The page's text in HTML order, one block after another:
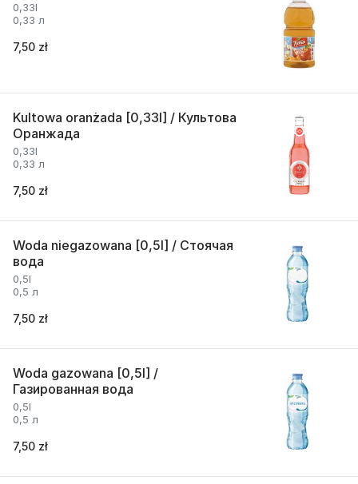
0,33l
0,33 л
7,50 zł
Kultowa oranżada [0,33l] / Культова
Оранжада
0,33l
0,33 л
7,50 zł
Woda niegazowana [0,5l] / Стоячая
вода
0,5l
0,5 л
7,50 zł
Woda gazowana [0,5l] /
Газированная вода
0,5l
0,5 л
7,50 zł